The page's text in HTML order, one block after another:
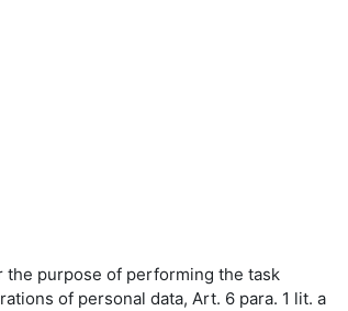
the purpose of performing the task
of personal data, Art. 6 para. 1 lit. a